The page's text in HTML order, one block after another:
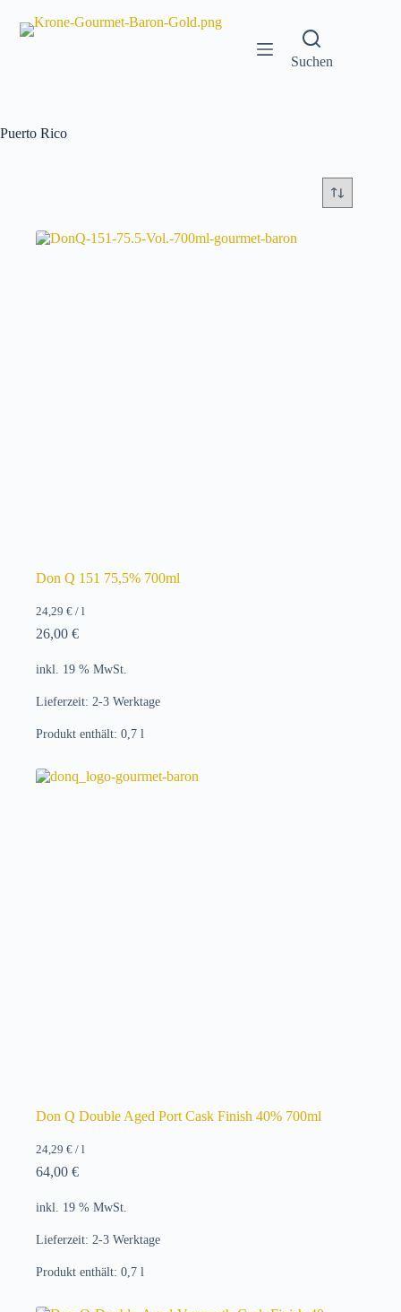
Inhalt
springen
Suchen
Puerto Rico
Don Q 151 75,5% 700ml
24,29 € / l
26,00 €
inkl. 19 % MwSt.
Lieferzeit: 2-3 Werktage
Produkt enthält: 0,7 l
Don Q Double Aged Port Cask Finish 40% 700ml
24,29 € / l
64,00 €
inkl. 19 % MwSt.
Lieferzeit: 2-3 Werktage
Produkt enthält: 0,7 l